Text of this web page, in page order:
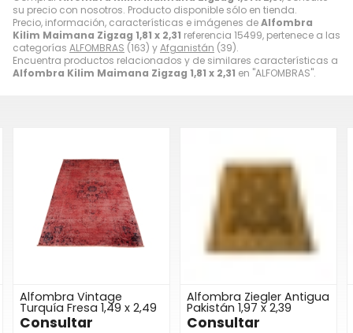
su precio con nosotros. Producto disponible sólo en tienda.
Precio, información, características e imágenes deAlfombra
Kilim Maimana Zigzag 1,81 x 2,31 referencia 15499, pertenece a las
categorías ALFOMBRAS (163) yAfganistán (39).
Encuentra productos relacionados y de similares características a
Alfombra Kilim Maimana Zigzag 1,81 x 2,31 en "ALFOMBRAS".
Alfombra Vintage
Turquía Fresa 1,49 x 2,49
Consultar
Alfombra Ziegler Antigua
Pakistán 1,97 x 2,39
Consultar